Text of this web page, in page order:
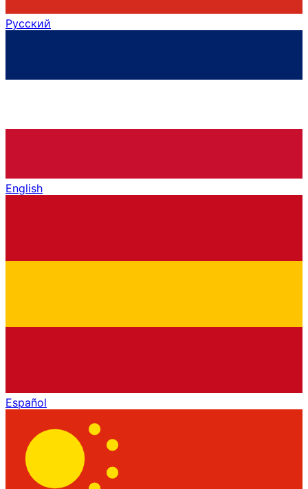
Русский
English
Español